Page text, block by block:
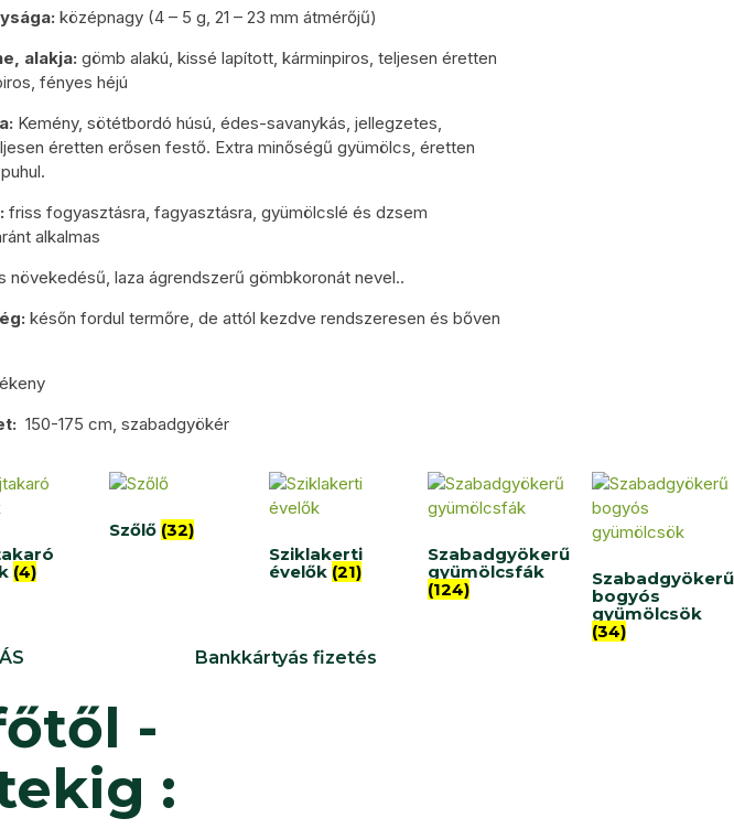
középnagy (4 – 5 g, 21 – 23 mm átmérőjű)
alakja: gömb alakú, kissé lapított, kárminpiros, teljesen éretten
fényes héjú
Kemény, sötétbordó húsú, édes-savanykás, jellegzetes,
éretten erősen festő. Extra minőségű gyümölcs, éretten
friss fogyasztásra, fagyasztásra, gyümölcslé és dzsem
alkalmas
növekedésű, laza ágrendszerű gömbkoronát nevel..
későn fordul termőre, de attól kezdve rendszeresen és bőven
150-175 cm, szabadgyökér
(4)
Szőlő (32)
Sziklakerti
évelők (21)
Szabadgyökerű
gyümölcsfák
(124)
Szabadgyökerű
bogyós
gyümölcsök
(34)
-
:
Bankkártyás fizetés